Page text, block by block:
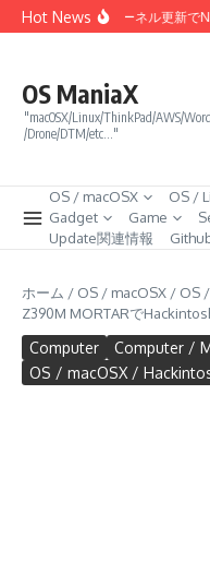
コンテンツへスキップ
Hot News
Linux 7.0カーネル更新で
OS ManiaX
"macOSX/Linux/ThinkPad/AWS/
/Drone/DTM/etc…"
OS / macOSX OS /
Gadget
Game
Update関連情報
ホーム / OS / macOSX / OS
Z390M MORTARで
Computer Computer /
OS / macOSX /